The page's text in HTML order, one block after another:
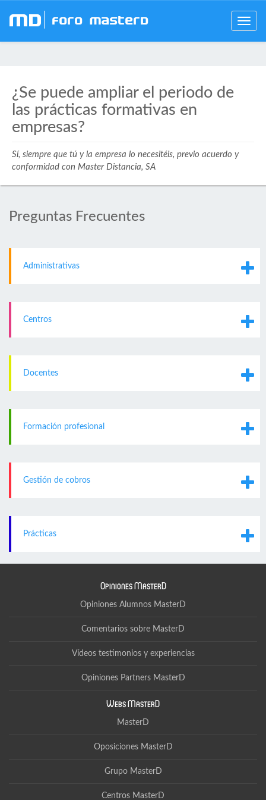
Toggle
mD Foro MasterD
¿Se puede ampliar el periodo de
las prácticas formativas en
empresas?
Sí, siempre que tú y la empresa lo necesitéis, previo acuerdo y
conformidad con Master Distancia, SA
Preguntas Frecuentes
Administrativas
Centros
Docentes
Formación profesional
Gestión de cobros
Prácticas
Opiniones MasterD
Opiniones Alumnos MasterD
Comentarios sobre MasterD
Vídeos testimonios y experiencias
Opiniones Partners MasterD
Webs MasterD
MasterD
Oposiciones MasterD
Grupo MasterD
Centros MasterD